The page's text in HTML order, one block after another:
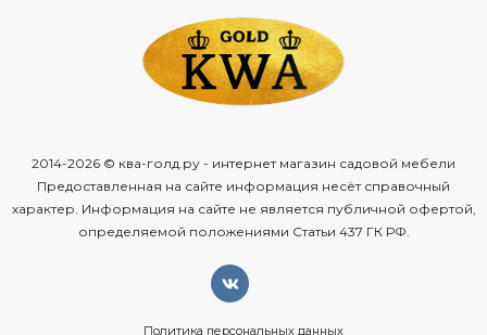
2014-2026 © ква-голд.ру - интернет магазин садовой мебели
Предоставленная на сайте информация несёт справочный
характер. Информация на сайте не является публичной офертой,
определяемой положениями Статьи 437 ГК РФ.
Политика персональных данных